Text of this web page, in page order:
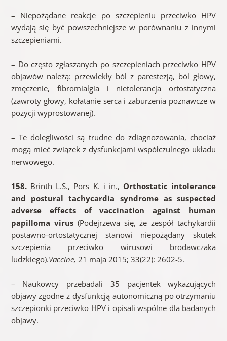
– Niepożądane reakcje po szczepieniu przeciwko HPV
wydają się być powszechniejsze w porównaniu z innymi
szczepieniami.
– Do często zgłaszanych po szczepieniach przeciwko HPV
objawów należą: przewlekły ból z parestezją, ból głowy,
zmęczenie, fibromialgia i nietolerancja ortostatyczna
(zawroty głowy, kołatanie serca i zaburzenia poznawcze w
pozycji wyprostowanej).
– Te dolegliwości są trudne do zdiagnozowania, chociaż
mogą mieć związek z dysfunkcjami współczulnego układu
nerwowego.
158. Brinth L.S., Pors K. i in., Orthostatic intolerance
and postural tachycardia syndrome as suspected
adverse effects of vaccination against human
papilloma virus(Podejrzewa się, że zespół tachykardii
postawno-ortostatycznej stanowi niepożądany skutek
szczepienia przeciwko wirusowi brodawczaka
ludzkiego).Vaccine, 21 maja 2015; 33(22): 2602-5.
– Naukowcy przebadali 35 pacjentek wykazujących
objawy zgodne z dysfunkcją autonomiczną po otrzymaniu
szczepionki przeciwko HPV i opisali wspólne dla badanych
objawy.